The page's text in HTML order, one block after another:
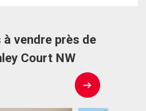
vendre près de
Court NW